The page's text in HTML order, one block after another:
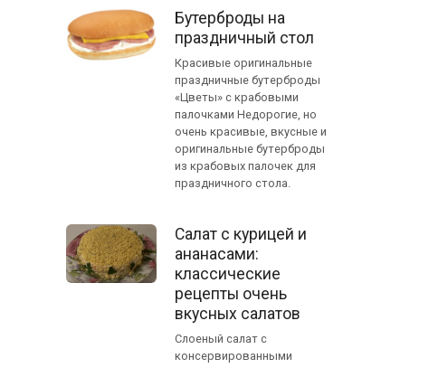
Бутерброды на
праздничный стол
Красивые оригинальные
праздничные бутерброды
«Цветы» с крабовыми
палочками Недорогие, но
очень красивые, вкусные и
оригинальные бутерброды
из крабовых палочек для
праздничного стола.
Салат с курицей и
ананасами:
классические
рецепты очень
вкусных салатов
Слоеный салат с
консервированными